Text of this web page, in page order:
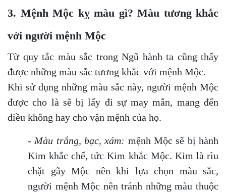
3. Mệnh Mộc kỵ màu gì? Màu tương khắc
với người mệnh Mộc
Từ quy tắc màu sắc trong Ngũ hành ta cũng thấy
được những màu sắc tương khắc với mệnh Mộc.
Khi sử dụng những màu sắc này, người mệnh Mộc
được cho là sẽ bị lấy đi sự may mắn, mang đến
điều không hay cho vận mệnh của họ.
- Màu trắng, bạc, xám: mệnh Mộc sẽ bị hành
Kim khắc chế, tức Kim khắc Mộc. Kim là rìu
chặt gãy Mộc nên khi lựa chọn màu sắc,
người mệnh Mộc nên tránh những màu thuộc